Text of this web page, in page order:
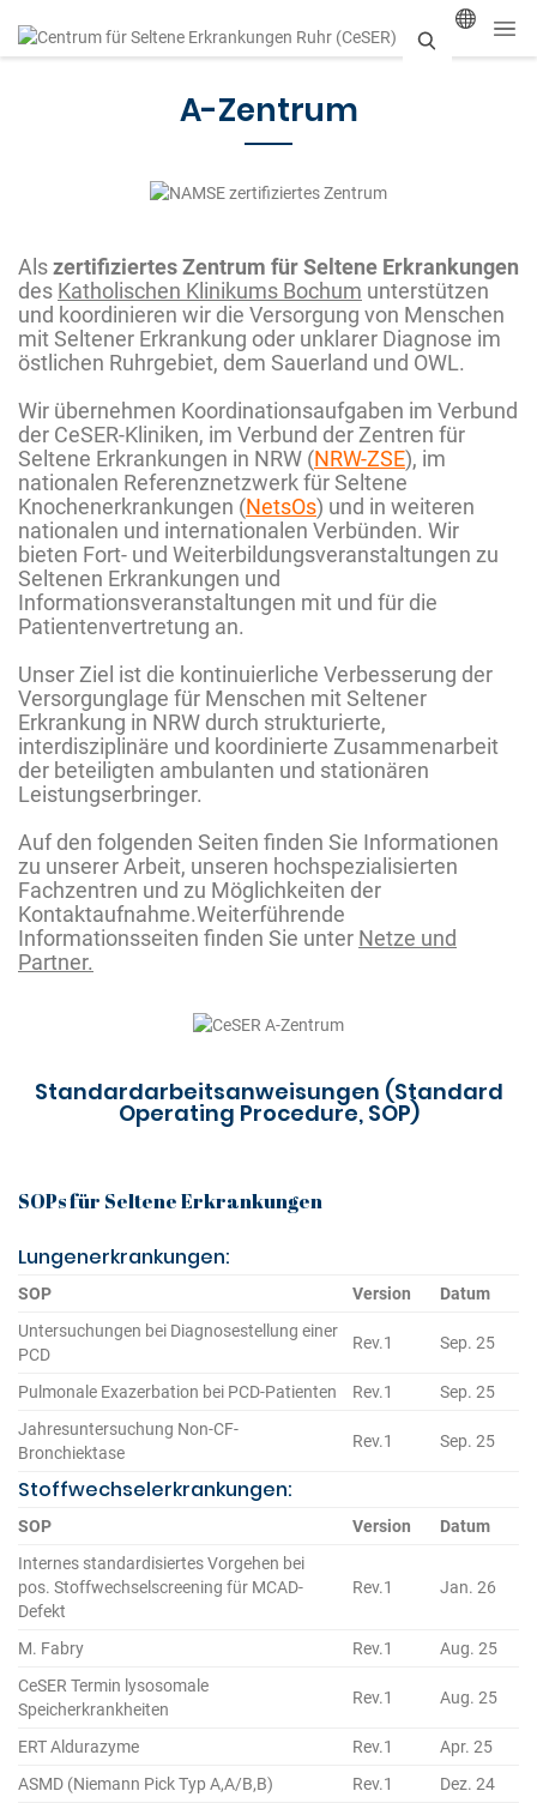
n
A-Zentrum
Alszertifiziertes Zentrum für Seltene Erkrankungen
des Katholischen Klinikums Bochum unterstützen
und koordinieren wir die Versorgung von Menschen
mit Seltener Erkrankung oder unklarer Diagnose im
östlichen Ruhrgebiet, dem Sauerland und OWL.
Wir übernehmen Koordinationsaufgaben im Verbund
der CeSER-Kliniken, im Verbund der Zentren für
Seltene Erkrankungen in NRW (NRW-ZSE), im
nationalen Referenznetzwerk für Seltene
Knochenerkrankungen (NetsOs) und in weiteren
nationalen und internationalen Verbünden. Wir
bieten Fort- und Weiterbildungsveranstaltungen zu
Seltenen Erkrankungen und
Informationsveranstaltungen mit und für die
Patientenvertretung an.
Unser Ziel ist die kontinuierliche Verbesserung der
Versorgunglage für Menschen mit Seltener
Erkrankung in NRW durch strukturierte,
interdisziplinäre und koordinierte Zusammenarbeit
der beteiligten ambulanten und stationären
Leistungserbringer.
Auf den folgenden Seiten finden Sie Informationen
zu unserer Arbeit, unseren hochspezialisierten
Fachzentren und zu Möglichkeiten der
Kontaktaufnahme.Weiterführende
Informationsseiten finden Sie unter Netze und
Partner.
Standardarbeitsanweisungen (Standard
Operating Procedure, SOP)
SOPs für Seltene Erkrankungen
Lungenerkrankungen:
SOP Version
Datum
Untersuchungen bei Diagnosestellung einer
PCD
Rev.1 Sep. 25
Pulmonale Exazerbation bei PCD-Patienten Rev.1
Sep. 25
Jahresuntersuchung Non-CF-
Bronchiektase
Rev.1 Sep. 25
Stoffwechselerkrankungen:
SOP Version
Datum
Internes standardisiertes Vorgehen bei
pos. Stoffwechselscreening für MCAD-
Defekt
Rev.1 Jan. 26
M. Fabry Rev.1
Aug. 25
CeSER Termin lysosomale
Speicherkrankheiten
Rev.1 Aug. 25
ERT Aldurazyme Rev.1
Apr. 25
ASMD (Niemann Pick Typ A,A/B,B)
Rev.1
Dez. 24